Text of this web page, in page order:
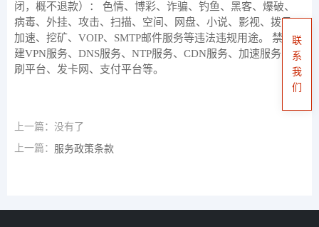
闭，概不退款）： 色情、博彩、诈骗、钓鱼、黑客、爆破、
病毒、外挂、攻击、扫描、空间、网盘、小说、影视、拨号、
加速、挖矿、VOIP、SMTP邮件服务等违法违规用途。 禁止搭
建VPN服务、DNS服务、NTP服务、CDN服务、加速服务、代
刷平台、发卡网、支付平台等。
上一篇：没有了
上一篇： 服务政策条款
联
系
我
们